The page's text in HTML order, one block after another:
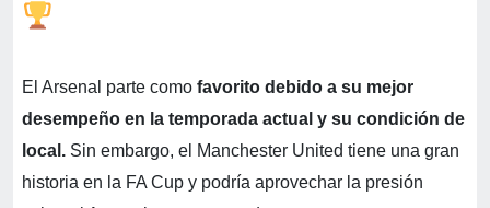
El Arsenal parte como favorito debido a su mejor
desempeño en la temporada actual y su condición de
local. Sin embargo, el Manchester United tiene una gran
historia en la FA Cup y podría aprovechar la presión